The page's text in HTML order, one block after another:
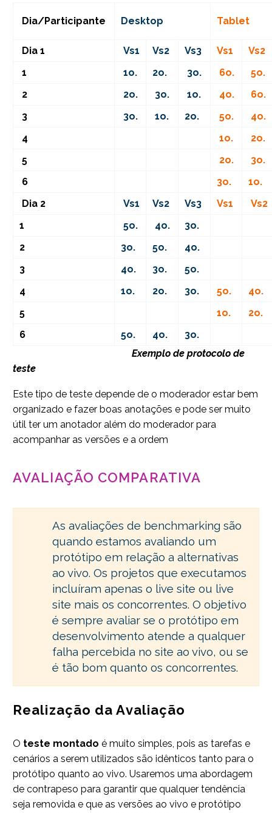
Dia/Participante Desktop
Dia 1 Vs1 Vs2 Vs3 Vs1
Vs2
1
1o. 2o. 3o. 6o.
5o.
2
2o. 3o. 1o. 4o.
6o.
3
3o. 1o. 2o. 5o.
4o.
4
1o.
2o.
5
2o.
3o.
6
3o.
1o.
Dia 2
Vs1 Vs2 Vs3 Vs1
Vs2
1
5o. 4o.
3o.
2
3o. 5o.
4o.
3
4o. 3o.
5o.
4
1o. 2o. 3o. 5o.
4o.
5
1o.
2o.
6
5o. 4o.
3o.
Exemplo de protocolo de
teste
Este tipo de teste depende de o moderador estar bem
organizado e fazer boas anotações e pode ser muito
útil ter um anotador além do moderador para
acompanhar as versões e a ordem
AVALIAÇÃO COMPARATIVA
As avaliações de benchmarking são
quando estamos avaliando um
protótipo em relação a alternativas
ao vivo. Os projetos que executamos
incluíram apenas o live site ou live
site mais os concorrentes. O objetivo
é sempre avaliar se o protótipo em
desenvolvimento atende a qualquer
falha percebida no site ao vivo, ou se
é tão bom quanto os concorrentes.
Realização da Avaliação
O teste montado é muito simples, pois as tarefas e
cenários a serem utilizados são idênticos tanto para o
protótipo quanto ao vivo. Usaremos uma abordagem
de contrapeso para garantir que qualquer tendência
seja removida e que as versões ao vivo e protótipo